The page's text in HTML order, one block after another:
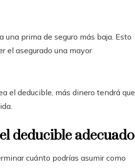
prima de seguro más baja. Esto
el asegurado una mayor
el deducible, más dinero tendrá que
deducible adecuado
cuánto podrías asumir como